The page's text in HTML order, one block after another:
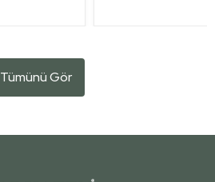
Tümünü Gör